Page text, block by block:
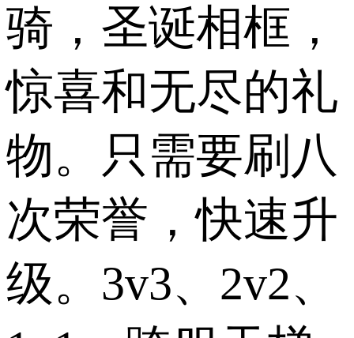
骑，圣诞相框，
惊喜和无尽的礼
物。只需要刷八
次荣誉，快速升
级。3v3、2v2、